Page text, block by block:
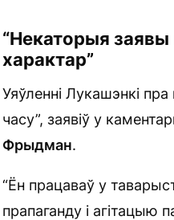
“Некаторыя заявы
характар”
Уяўленні Лукашэнкі
часу”, заявіў у
Фрыдман.
“Ён працаваў у
прапаганду і